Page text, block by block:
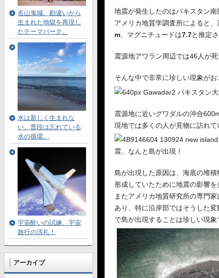
地震が発生したのはパキスタン
アメリカ地質学調査所によると
m 、マグニチュードは7.7と推定
震源地アワラン周辺では46人が
そんな中で非常に珍しい現象がお
震源地に近いグワダルの沖合
現地では多くの人が見物に訪れ
島が出現した原因は、海底の堆
形成していたために地震の影響
またアメリカ地質研究所の専門
あり、特に沿岸部ではそうした
で島が出現することは珍しい現
名山鬼城。勘違いから
生まれた地獄を再現し
たテーマパーク。
水は新しく生まれな
い。普段は忘れている
水の循環。
宇宙酔いの試練、宇宙
旅行の洗礼！
アーカイブ